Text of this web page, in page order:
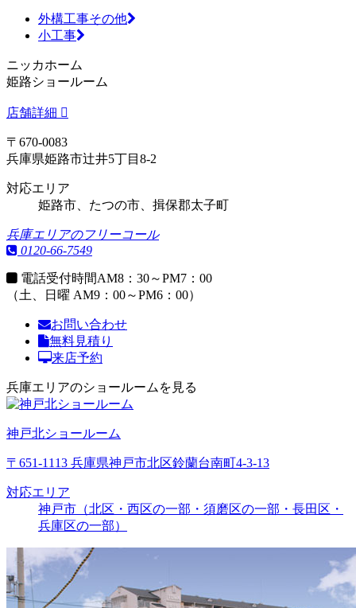
外構工事その他
小工事
ニッカホーム
姫路ショールーム
店舗詳細
〒670-0083
兵庫県姫路市辻井5丁目8-2
対応エリア
姫路市、たつの市、揖保郡太子町
兵庫エリアのフリーコール
0120-66-7549
電話受付時間AM8：30～PM7：00
（土、日曜 AM9：00～PM6：00）
お問い合わせ
無料見積り
来店予約
兵庫エリアのショールームを見る
神戸北ショールーム
〒651-1113 兵庫県神戸市北区鈴蘭台南町4-3-13
対応エリア
神戸市（北区・西区の一部・須磨区の一部・長田区・
兵庫区の一部）